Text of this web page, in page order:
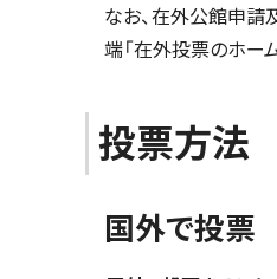
なお、在外公館申請
端「在外投票のホー
投票方法
国外で投票